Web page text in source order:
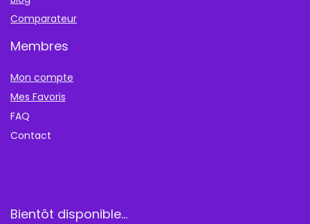
Comparateur
Membres
Mon compte
Mes Favoris
FAQ
Contact
Bientôt disponible…